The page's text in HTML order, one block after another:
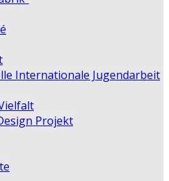
Internationale Jugendarbeit
Projekt